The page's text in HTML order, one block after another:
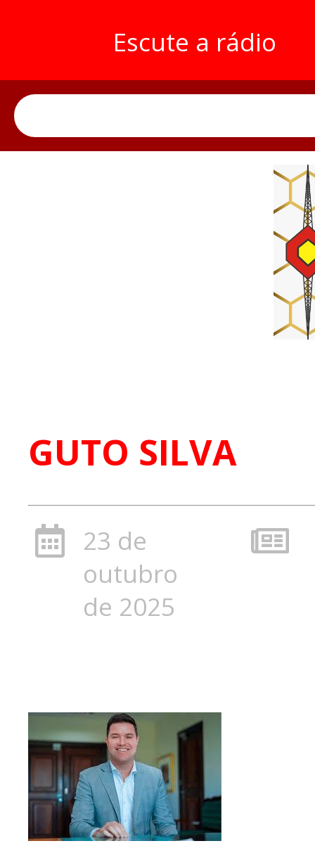
Escute a rádio
GUTO SILVA
23 de
outubro
de 2025